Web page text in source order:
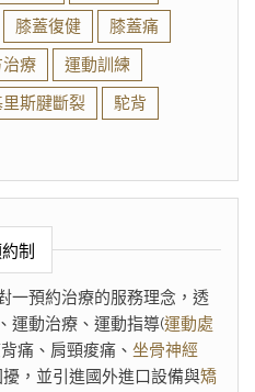
膝蓋復健
膝蓋痛
療
運動訓練
里斯腱斷裂
駝背
制
一預約治療的服務理念，透
運動治療、運動指導(運動處
痛、肩頸痠痛、 坐骨神經
，並引進國外進口設備與矯